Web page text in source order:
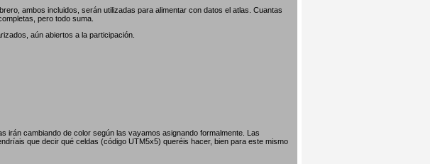
ambos incluidos, serán utilizadas para alimentar con datos el atlas. Cuantas
pero todo suma.
aún abiertos a la participación.
irán cambiando de color según las vayamos asignando formalmente. Las
que decir qué celdas (código UTM5x5) queréis hacer, bien para este mismo